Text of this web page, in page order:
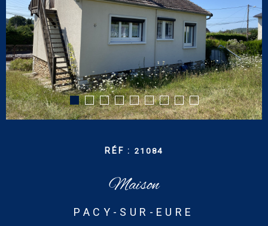
NOS
CONTACT
RÉF : 21084
Maison
PACY-SUR-EURE
Budget
BUDGET
RECHERCHER